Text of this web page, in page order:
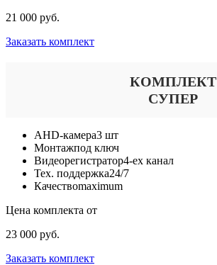
21 000 руб.
Заказать комплект
КОМПЛЕКТ
СУПЕР
AHD-камера3 шт
Монтажпод ключ
Видеорегистратор4-ех канал
Тех. поддержка24/7
Качествоmaximum
Цена комплекта от
23 000 руб.
Заказать комплект